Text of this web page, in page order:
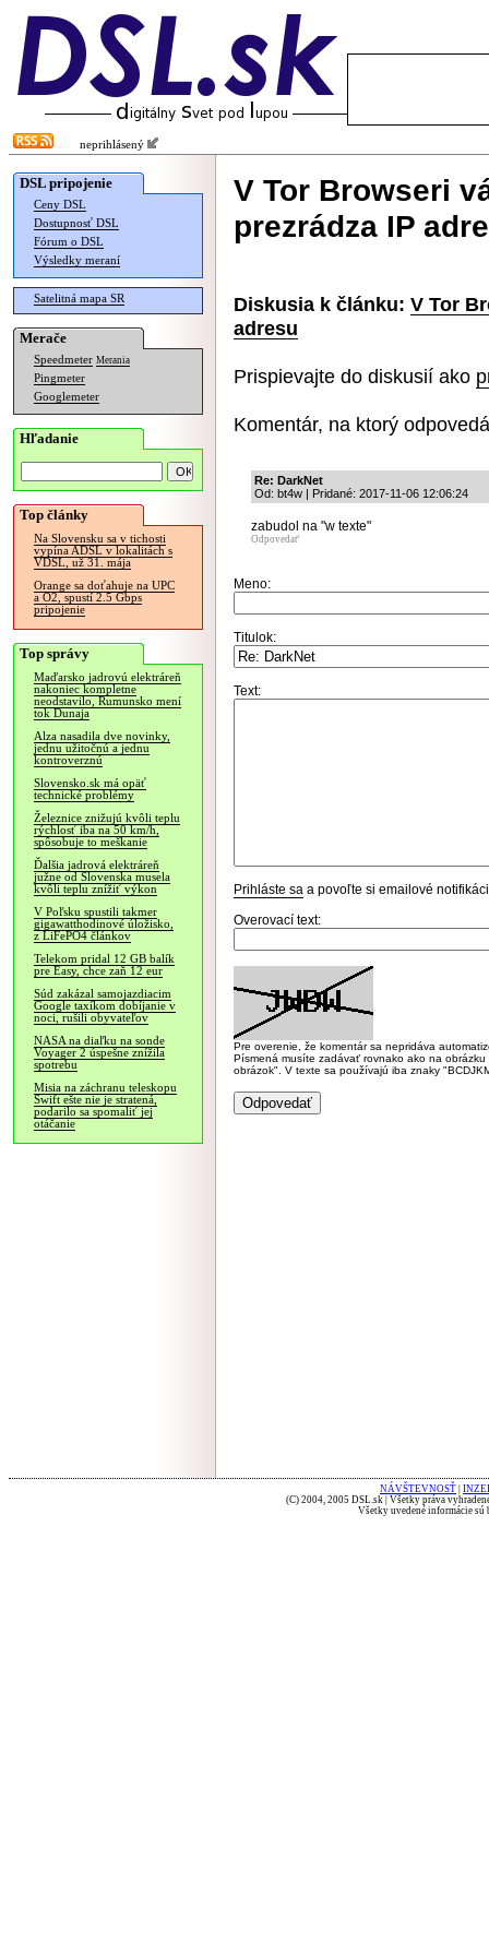
neprihlásený
DSL pripojenie
Ceny DSL
Dostupnosť DSL
Fórum o DSL
Výsledky meraní
Satelitná mapa SR
Merače
Speedmeter Merania
Pingmeter
Googlemeter
Hľadanie
Top články
Na Slovensku sa v tichosti
vypína ADSL v lokalitách s
VDSL, už 31. mája
Orange sa doťahuje na UPC
a O2, spustí 2.5 Gbps
pripojenie
Top správy
Maďarsko jadrovú elektráreň
nakoniec kompletne
neodstavilo, Rumunsko mení
tok Dunaja
Alza nasadila dve novinky,
jednu užitočnú a jednu
kontroverznú
Slovensko.sk má opäť
technické problémy
Železnice znižujú kvôli teplu
rýchlosť iba na 50 km/h,
spôsobuje to meškanie
Ďalšia jadrová elektráreň
južne od Slovenska musela
kvôli teplu znížiť výkon
V Poľsku spustili takmer
gigawatthodinové úložisko,
z LiFePO4 článkov
Telekom pridal 12 GB balík
pre Easy, chce zaň 12 eur
Súd zakázal samojazdiacim
Google taxíkom dobíjanie v
noci, rušili obyvateľov
NASA na diaľku na sonde
Voyager 2 úspešne znížila
spotrebu
Misia na záchranu teleskopu
Swift ešte nie je stratená,
podarilo sa spomaliť jej
otáčanie
V Tor Browseri
prezrádza IP
Diskusia k článku: V Tor
adresu
Prispievajte do diskusií ako
Komentár, na ktorý
Re: DarkNet
Od: bt4w | Pridané: 2017-11-06 12:06:24
zabudol na "w texte"
Odpovedať
Meno:
Titulok:
Text:
Prihláste sa a povoľte si emailové
Overovací text:
Pre overenie, že komentár sa nepridáva
Písmená musíte zadávať rovnako ako na
obrázok". V texte sa používajú iba znaky
NÁVŠTEVNOSŤ
(C) 2004, 2005 DSL.sk | Všetky práva
Všetky uvedené informácie sú